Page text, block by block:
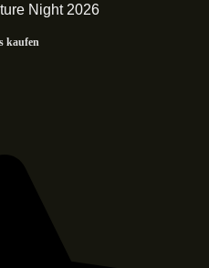
Night 2026
kaufen